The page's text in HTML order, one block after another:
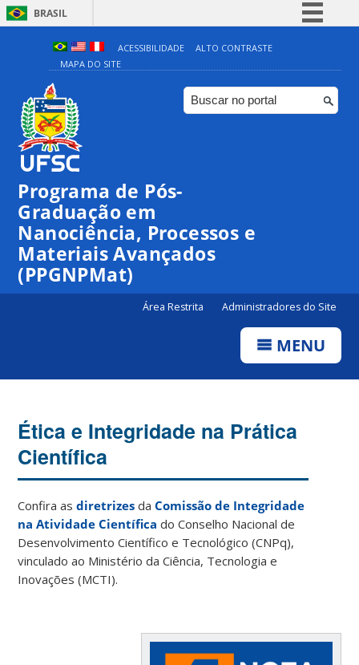
BRASIL
Simplifique!
Comunica BR
Participe
ACESSIBILIDADE
ALTO CONTRASTE
MAPA DO SITE
Programa de Pós-
Graduação em
Nanociência, Processos e
Materiais Avançados
(PPGNPMat)
Área Restrita Administradores do Site
MENU
Ética e Integridade na Prática
Científica
Confira asdiretrizes daComissão de Integridade
na Atividade Científica do Conselho Nacional de
Desenvolvimento Científico e Tecnológico (CNPq),
vinculado ao Ministério da Ciência, Tecnologia e
Inovações (MCTI).